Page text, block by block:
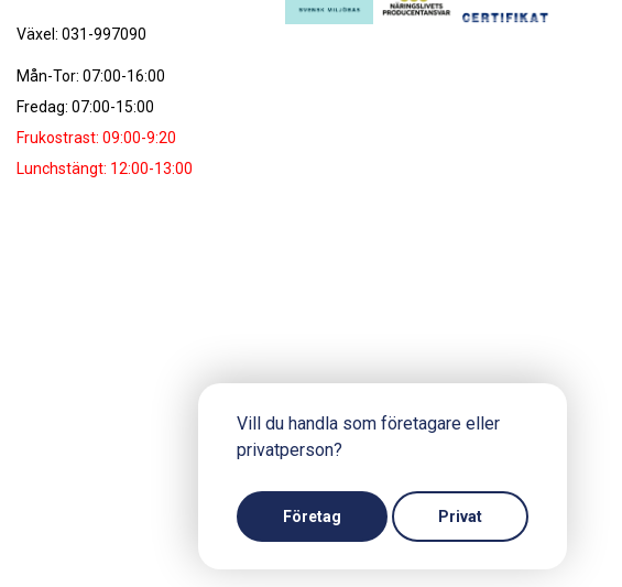
Växel: 031-997090
Mån-Tor: 07:00-16:00
Fredag: 07:00-15:00
Frukostrast: 09:00-9:20
Lunchstängt: 12:00-13:00
Vill du handla som företagare eller
privatperson?
Företag Privat